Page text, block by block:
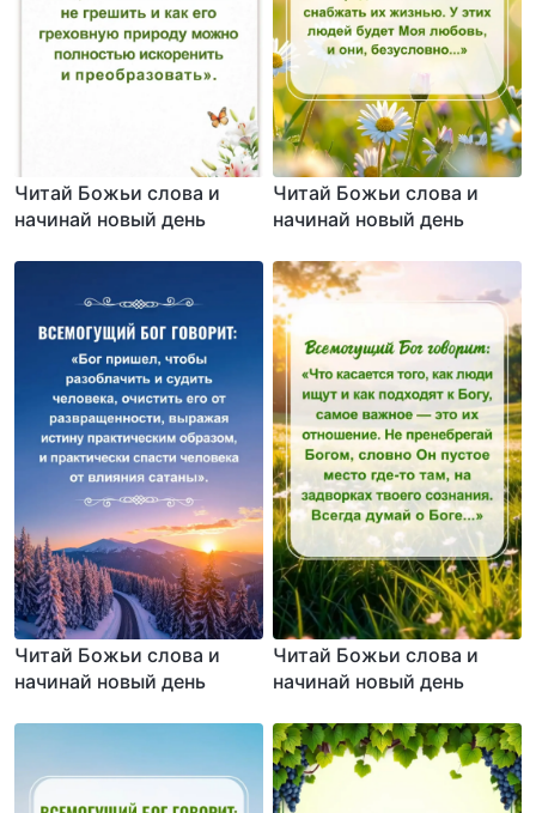
Читай Божьи слова и
начинай новый день
Читай Божьи слова и
начинай новый день
Читай Божьи слова и
начинай новый день
Читай Божьи слова и
начинай новый день